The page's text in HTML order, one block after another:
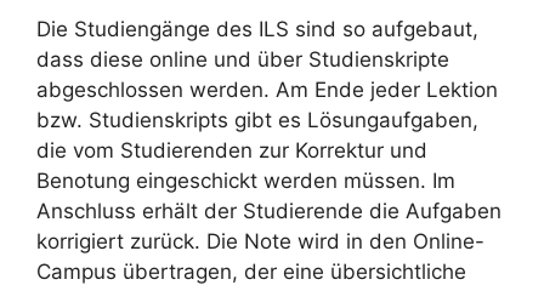
Die Studiengänge des ILS sind so aufgebaut,
dass diese online und über Studienskripte
abgeschlossen werden. Am Ende jeder Lektion
bzw. Studienskripts gibt es Lösungaufgaben,
die vom Studierenden zur Korrektur und
Benotung eingeschickt werden müssen. Im
Anschluss erhält der Studierende die Aufgaben
korrigiert zurück. Die Note wird in den Online-
Campus übertragen, der eine übersichtliche